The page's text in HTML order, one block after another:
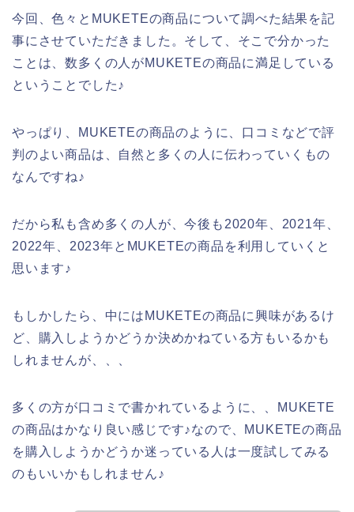
今回、色々とMUKETEの商品について調べた結果を記
事にさせていただきました。そして、そこで分かった
ことは、数多くの人がMUKETEの商品に満足している
ということでした♪
やっぱり、MUKETEの商品のように、口コミなどで評
判のよい商品は、自然と多くの人に伝わっていくもの
なんですね♪
だから私も含め多くの人が、今後も2020年、2021年、
2022年、2023年とMUKETEの商品を利用していくと
思います♪
もしかしたら、中にはMUKETEの商品に興味があるけ
ど、購入しようかどうか決めかねている方もいるかも
しれませんが、、、
多くの方が口コミで書かれているように、、MUKETE
の商品はかなり良い感じです♪なので、MUKETEの商品
を購入しようかどうか迷っている人は一度試してみる
のもいいかもしれません♪